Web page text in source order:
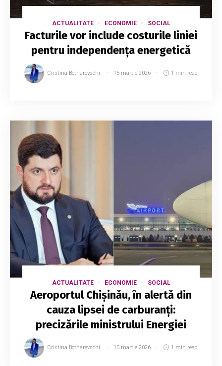
ACTUALITATE ECONOMIE SOCIAL
Facturile vor include costurile liniei
pentru independența energetică
Cristina Botnarevschi 15 martie 2026 1 min read
ACTUALITATE ECONOMIE SOCIAL
Aeroportul Chișinău, în alertă din
cauza lipsei de carburanți:
precizările ministrului Energiei
Cristina Botnarevschi 15 martie 2026 1 min read